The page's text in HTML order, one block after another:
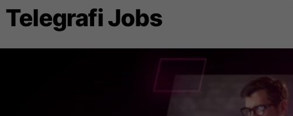
Telegrafi Jobs